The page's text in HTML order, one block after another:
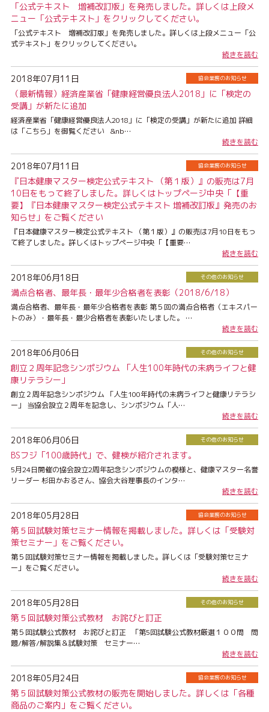
「公式テキスト 増補改訂版」を発売しました。詳しくは上段メ
ニュー「公式テキスト」をクリックしてください。
「公式テキスト 増補改訂版」を発売しました。詳しくは上段メニュー「公
式テキスト」をクリックしてください。
続きを読む
2018年07月11日 協会業務のお知らせ
（最新情報）経済産業省「健康経営優良法人2018」に「検定の
受講」が新たに追加
経済産業省「健康経営優良法人2018」に「検定の受講」が新たに追加 詳細
は「こちら」を御覧ください &nb…
続きを読む
2018年07月11日 協会業務のお知らせ
『日本健康マスター検定公式テキスト （第１版）』の販売は7月
10日をもって終了しました。詳しくはトップページ中央「【重
要】『日本健康マスター検定公式テキスト 増補改訂版』発売のお
知らせ」をご覧ください
『日本健康マスター検定公式テキスト （第１版）』の販売は7月10日をもっ
て終了しました。詳しくはトップページ中央「【重要…
続きを読む
2018年06月18日 その他のお知らせ
満点合格者、最年長・最年少合格者を表彰（2018/6/18）
満点合格者、最年長・最年少合格者を表彰 第５回の満点合格者（エキスパー
トのみ）・最年長・最少合格者を表彰いたしました。 …
続きを読む
2018年06月06日 その他のお知らせ
創立２周年記念シンポジウム 「人生100年時代の未病ライフと健
康リテラシー」
創立２周年記念シンポジウム 「人生100年時代の未病ライフと健康リテラシ
ー」 当協会設立２周年を記念し、シンポジウム「人…
続きを読む
2018年06月06日 その他のお知らせ
BSフジ「100歳時代」で、健検が紹介されます。
5月24日開催の協会設立2周年記念シンポジウムの模様と、健康マスター名誉
リーダー 杉田かおるさん、協会大谷理事長のインタ…
続きを読む
2018年05月28日 協会業務のお知らせ
第５回試験対策セミナー情報を掲載しました。詳しくは「受験対
策セミナー」をご覧ください。
第５回試験対策セミナー情報を掲載しました。詳しくは「受験対策セミナ
ー」をご覧ください。
続きを読む
2018年05月28日 その他のお知らせ
第５回試験対策公式教材 お詫びと訂正
第５回試験公式教材 お詫びと訂正 「第5回試験公式教材厳選１００問 問
題/解答/解説集＆試験対策 セミナー…
続きを読む
2018年05月24日 協会業務のお知らせ
第５回試験対策公式教材の販売を開始しました。詳しくは「各種
商品のご案内」をご覧ください。